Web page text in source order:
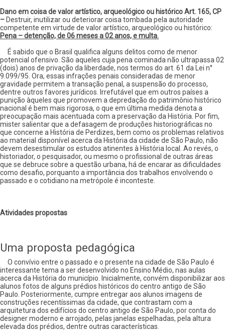
Dano em coisa de valor artístico, arqueológico ou históricoArt. 165, CP
– Destruir, inutilizar ou deteriorar coisa tombada pela autoridade
competente em virtude de valor artístico, arqueológico ou histórico:
Pena – detenção, de 06 meses a 02 anos, e multa.
É sabido que o Brasil qualifica alguns delitos como de menor
potencial ofensivo. São aqueles cuja pena cominada não ultrapassa 02
(dois) anos de privação da liberdade, nos termos do art. 61 da Lei n°
9.099/95. Ora, essas infrações penais consideradas de menor
gravidade permitem a transação penal, a suspensão do processo,
dentre outros favores jurídicos. Irrefutável que em outros países a
punição àqueles que promovem a depredação do patrimônio histórico
nacional é bem mais rigorosa, o que em última medida denota a
preocupação mais acentuada com a preservação da História. Por fim,
mister salientar que a defasagem de produções historiográficas no
que concerne a História de Perdizes, bem como os problemas relativos
ao material disponível acerca da História da cidade de São Paulo, não
devem desestimular os estudos atinentes à História local. Ao revés, o
historiador, o pesquisador, ou mesmo o profissional de outras áreas
que se debruce sobre a questão urbana, há de encarar as dificuldades
como desafio, porquanto a importância dos trabalhos envolvendo o
passado e o cotidiano na metrópole é inconteste.
Atividades propostas
Uma proposta pedagógica
O convívio entre o passado e o presente na cidade de São Paulo é
interessante tema a ser desenvolvido no Ensino Médio, nas aulas
acerca da História do município. Inicialmente, convém disponibilizar aos
alunos fotos de alguns prédios históricos do centro antigo de São
Paulo. Posteriormente, cumpre entregar aos alunos imagens de
construções recentíssimas da cidade, que contrastam com a
arquitetura dos edifícios do centro antigo de São Paulo, por conta do
designer moderno e arrojado, pelas janelas espelhadas, pela altura
elevada dos prédios, dentre outras características.